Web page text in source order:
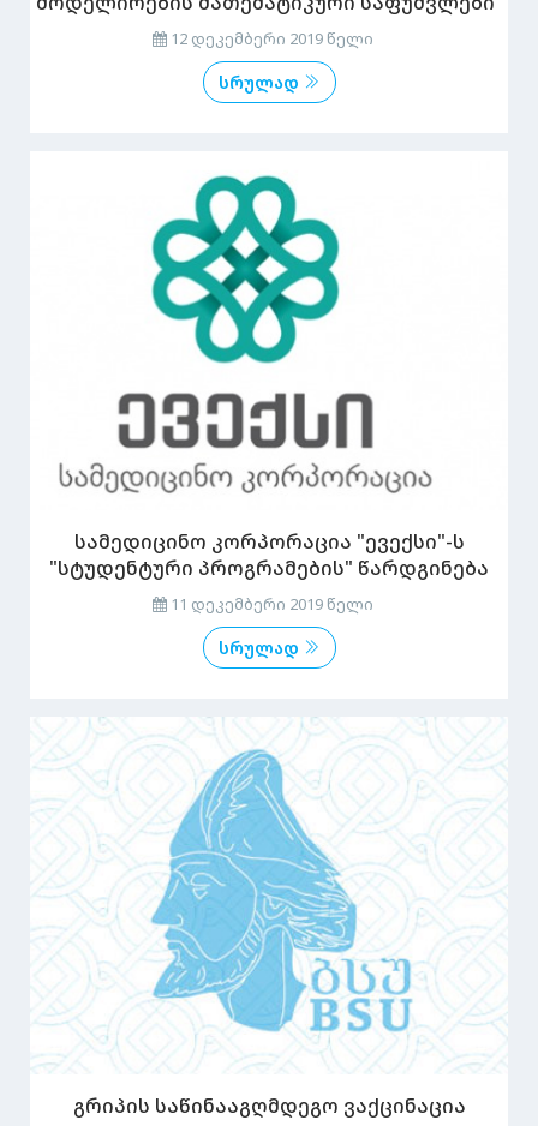
12 დეკემბერი 2019 წელი
სრულად
სამედიცინო კორპორაცია "ევექსი"-ს
"სტუდენტური პროგრამების" წარდგინება
11 დეკემბერი 2019 წელი
სრულად
გრიპის საწინააგღმდეგო ვაქცინაცია